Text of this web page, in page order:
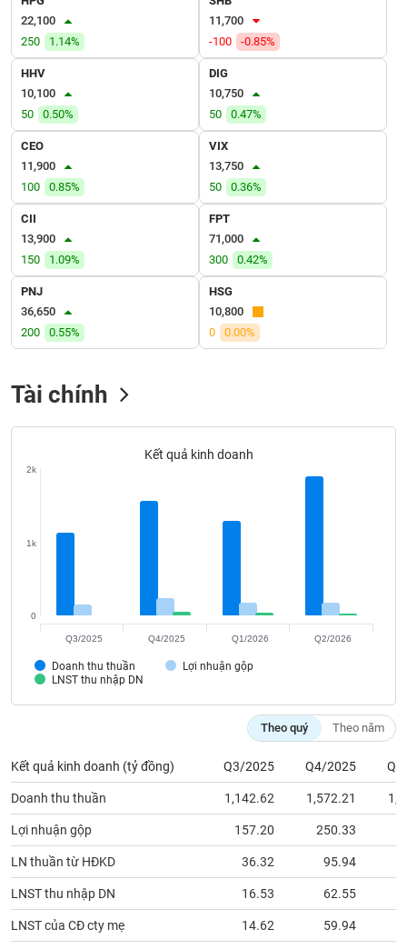
22,100
250
1.14%
11,700
-100
-0.85%
HHV
10,100
50
0.50%
DIG
10,750
50
0.47%
CEO
11,900
100
0.85%
VIX
13,750
50
0.36%
CII
13,900
150
1.09%
FPT
71,000
300
0.42%
PNJ
36,650
200
0.55%
HSG
10,800
0
0.00%
Tài chính
Kết quả kinh doanh
Doanh thu thuần
Lợi nhuận gộp
LNST thu nhập DN
0
1k
2k
Q3/2025 Q4/2025 Q1/2026 Q2/2026
Theo quý Theo năm
Kết quả kinh doanh (tỷ đồng) Q3/2025 Q4/2025
Doanh thu thuần 1,142.62 1,572.21
Lợi nhuận gộp 157.20 250.33
LN thuần từ HĐKD 36.32 95.94
LNST thu nhập DN 16.53 62.55
LNST của CĐ cty mẹ 14.62 59.94
VỤ
TRUYỀN
THÔNG
TIỆN
BẤT
ĐỘNG
SẢN
Mã
chứng
đạo
Người liên quan
Bài
viết
tác
Báo
cáo
phân
tích
(-)
Thuật
ngữ
(-)